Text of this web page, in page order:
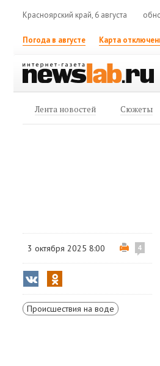
Красноярский край, 6 августа
Погода в августе Карта
Лента новостей Сюжеты
3 октября 2025 8:00 4
Происшествия на воде